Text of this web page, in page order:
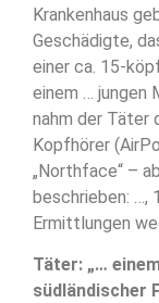
Krankenhaus
Geschädigte,
einer ca. 15-
einem … jungen
nahm der Täter
Kopfhörer
„Northface“ –
beschrieben: …,
Ermittlungen
Täter: „…
südländischer